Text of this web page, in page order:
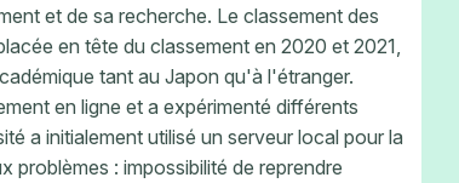
et de sa recherche. Le classement des
en tête du classement en 2020 et 2021,
tant au Japon qu'à l'étranger.
en ligne et a expérimenté différents
a initialement utilisé un serveur local pour la
: impossibilité de reprendre